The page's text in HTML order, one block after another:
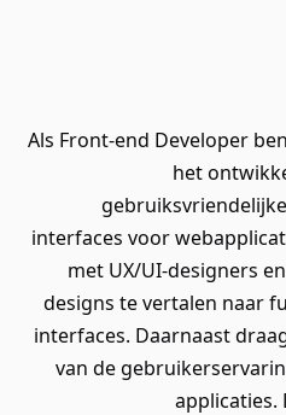
Als Front-end Developer
het
interfaces voor
met UX/UI-designers
designs te vertalen naar
interfaces. Daarnaast
van de
applicaties.